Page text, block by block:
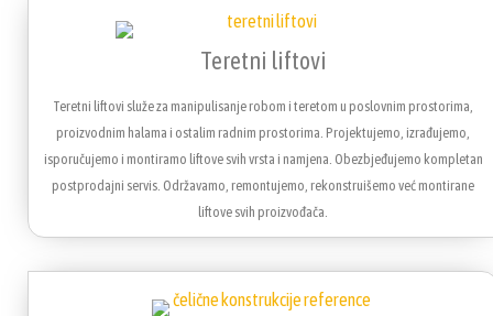
Teretni liftovi
Teretni liftovi služe za manipulisanje robom i teretom u poslovnim prostorima,
proizvodnim halama i ostalim radnim prostorima. Projektujemo, izrađujemo,
isporučujemo i montiramo liftove svih vrsta i namjena. Obezbjeđujemo kompletan
postprodajni servis. Održavamo, remontujemo, rekonstruišemo već montirane
liftove svih proizvođača.